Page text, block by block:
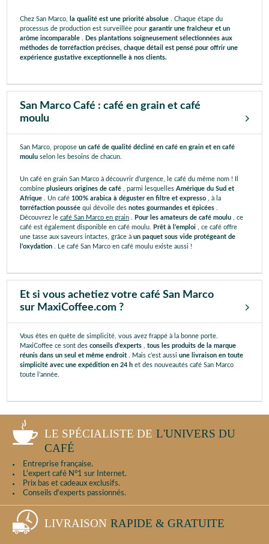
Chez San Marco, la qualité est une priorité absolue . Chaque étape du
processus de production est surveillée pour garantir une fraîcheur et un
arôme incomparable
Des plantations soigneusement sélectionnées aux
méthodes de torréfaction précises, chaque détail est pensé pour offrir une
expérience gustative exceptionnelle à nos clients.
San Marco Café : café en grain et café
moulu
San Marco, propose un café de qualité décliné en café en grain et en café
moulu selon les besoins de chacun.
Un café en grain San Marco à découvrir d’urgence, le café du même nom ! Il
combine plusieurs origines de café , parmi lesquelles Amérique du Sud et
Afrique . Un café 100 % arabica à déguster en filtre et expresso , à la
torréfaction poussée qui dévoile des notes gourmandes et épicées
Découvrez le café San Marco en grain Pour les amateurs de café moulu , ce
café est également disponible en café moulu.
Prêt à l’emploi , ce café offre
une tasse aux saveurs intactes, grâce à un paquet sous vide protégeant de
l’oxydation . Le café San Marco en café moulu existe aussi !
Et si vous achetiez votre café San Marco
sur MaxiCoffee.com ?
Vous êtes en quête de simplicité, vous avez frappé à la bonne porte.
MaxiCoffee ce sont des conseils d’experts
tous les produits de la marque
réunis dans un seul et même endroit . Mais c’est aussi une livraison en toute
simplicité avec une expédition en 24 h et des nouveautés café San Marco
toute l’année.
LE SPÉCIALISTE DE L'UNIVERS DU
CAFÉ
Entreprise française.
L'expert café N°1 sur Internet.
Prix bas et cadeaux exclusifs.
Conseils d'experts passionnés.
LIVRAISON RAPIDE & GRATUITE